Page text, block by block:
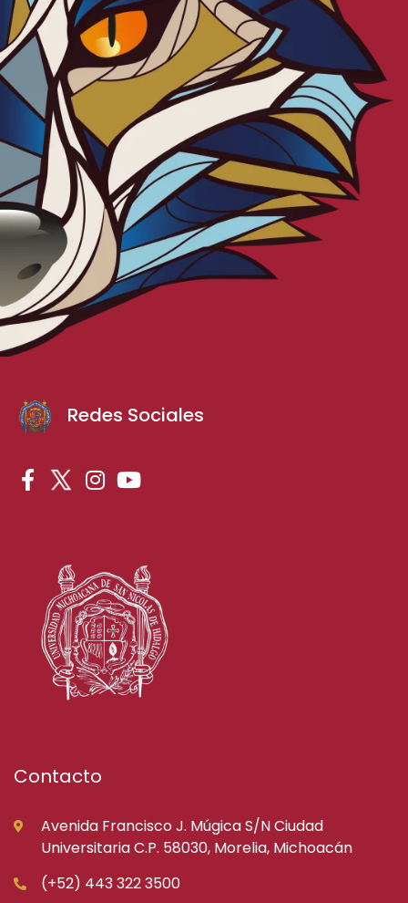
Redes Sociales
Contacto
Avenida Francisco J. Múgica S/N Ciudad
Universitaria C.P. 58030, Morelia, Michoacán
(+52) 443 322 3500